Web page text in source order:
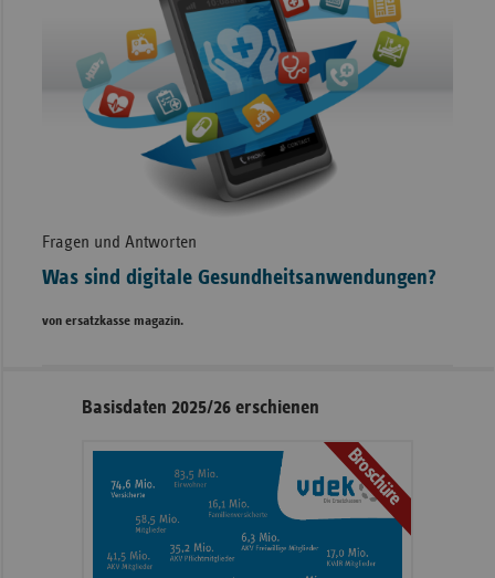
Fragen und Antworten
Was sind digitale Gesundheitsanwendungen?
von ersatzkasse magazin.
Seitennavigation
Seitenleiste
Informationen
Basisdaten 2025/26 erschienen
Broschüre